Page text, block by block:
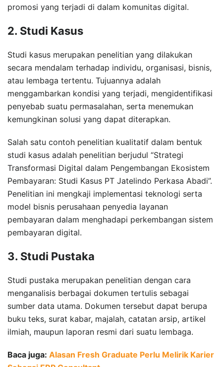
promosi yang terjadi di dalam komunitas digital.
2. Studi Kasus
Studi kasus merupakan penelitian yang dilakukan
secara mendalam terhadap individu, organisasi, bisnis,
atau lembaga tertentu. Tujuannya adalah
menggambarkan kondisi yang terjadi, mengidentifikasi
penyebab suatu permasalahan, serta menemukan
kemungkinan solusi yang dapat diterapkan.
Salah satu contoh penelitian kualitatif dalam bentuk
studi kasus adalah penelitian berjudul “Strategi
Transformasi Digital dalam Pengembangan Ekosistem
Pembayaran: Studi Kasus PT Jatelindo Perkasa Abadi”.
Penelitian ini mengkaji implementasi teknologi serta
model bisnis perusahaan penyedia layanan
pembayaran dalam menghadapi perkembangan sistem
pembayaran digital.
3. Studi Pustaka
Studi pustaka merupakan penelitian dengan cara
menganalisis berbagai dokumen tertulis sebagai
sumber data utama. Dokumen tersebut dapat berupa
buku teks, surat kabar, majalah, catatan arsip, artikel
ilmiah, maupun laporan resmi dari suatu lembaga.
Baca juga: Alasan Fresh Graduate Perlu Melirik Karier